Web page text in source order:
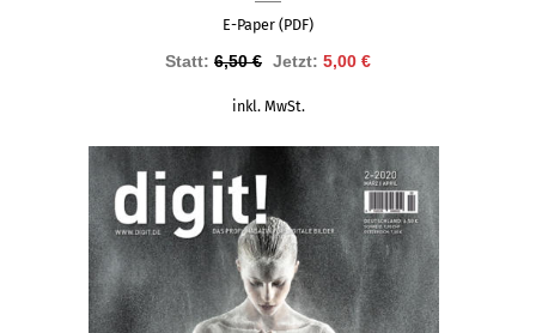
E-Paper (PDF)
Statt: 6,50€ Ursprünglicher
6,50 €
Jetzt: 5,00 €Aktueller
5,00 €.
inkl. MwSt.